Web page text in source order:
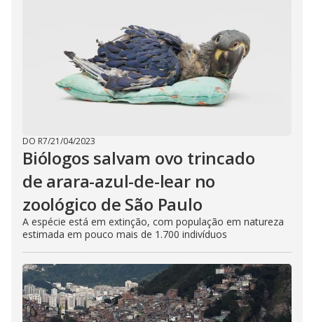
DO R7/21/04/2023
Biólogos salvam ovo trincado
de arara-azul-de-lear no
zoológico de São Paulo
A espécie está em extinção, com população em natureza
estimada em pouco mais de 1.700 indivíduos